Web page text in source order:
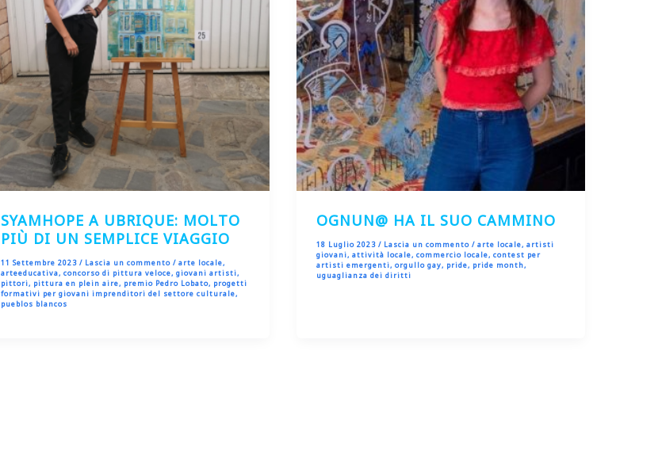
SYAMHOPE A UBRIQUE: MOLTO
PIÙ DI UN SEMPLICE VIAGGIO
11 Settembre 2023/ Lascia un commento /arte locale,
arteeducativa,concorso di pittura veloce,giovani artisti,
pittori, pittura en plein aire, premio Pedro Lobato, progetti
formativi per giovani imprenditori del settore culturale,
pueblos blancos
OGNUN@ HA IL SUO CAMMINO
18 Luglio 2023/ Lascia un commento /arte locale,artisti
giovani,attività locale,commercio locale,contest per
artisti emergenti,orgullo gay, pride, pride month,
uguaglianza dei diritti